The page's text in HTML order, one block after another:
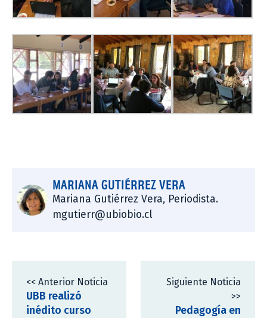
MARIANA GUTIÉRREZ VERA
Mariana Gutiérrez Vera, Periodista.
mgutierr@ubiobio.cl
<< Anterior Noticia
UBB realizó
inédito curso
Siguiente Noticia
>>
Pedagogía en